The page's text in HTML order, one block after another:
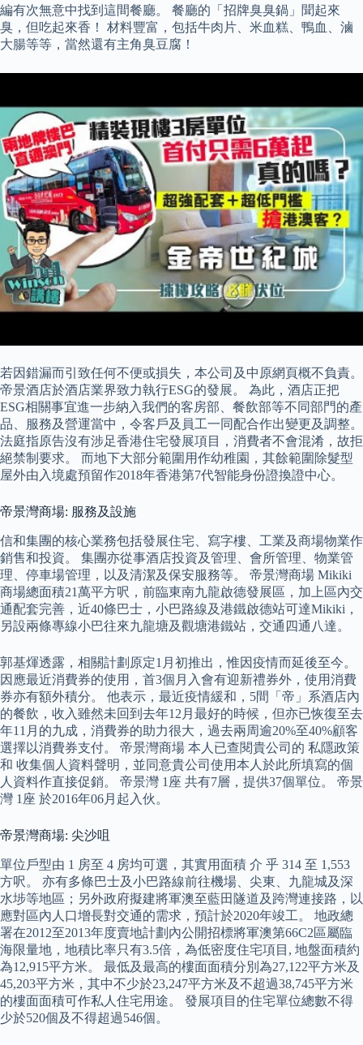
編有次無意中找到這間餐廳。 餐廳的「招牌臭臭鍋」聞起來
臭，但吃起來香！ 材料豐富，包括牛肉片、米血糕、鴨血、滷
大腸等等，當然還有主角臭豆腐！
若因錯漏而引致任何不便或損失，本公司及中原網頁概不負責。
帝景酒店於酒店業界致力執行ESG的發展。 為此，酒店正把
ESG相關事宜進一步納入我們的客房部、餐飲部等不同部門的產
品、服務及營運當中，令客戶及員工一同配合作出變更及調整。
法庭指原告沒有涉足香港住宅發展項目，消費者不會混淆，故拒
絕禁制要求。 而地下大部分範圍用作幼稚園，其餘範圍除髮型
屋外由入境處預留作2018年香港第7代智能身份證換證中心。
帝景灣商場: 服務及設施
信和集團的核心業務包括發展住宅、寫字樓、工業及商場物業作
銷售和投資。 集團亦從事酒店投資及管理、會所管理、物業管
理、停車場管理，以及清潔及保安服務等。 帝景灣商場 Mikiki
商場總面積21萬平方呎，前臨東南九龍啟德發展區，加上區內交
通配套完善，近40條巴士，小巴路線及港鐵啟德站可達Mikiki，
另設兩條專線小巴往來九龍塘及觀塘港鐵站，交通四通八達。
郭基煇透露，相關計劃原定1月初推出，惟因疫情而延後至今。
因應最近消費券的使用，首3個月入會有迎新禮券外，使用消費
券亦有額外積分。 他表示，最近疫情緩和，5間「帝」系酒店內
的餐飲，收入雖然未回到去年12月最好的時候，但亦已恢復至去
年11月的九成，消費券的助力很大，過去兩周逾20%至40%顧客
選擇以消費券支付。 帝景灣商場 本人已查閱貴公司的 私隱政策
和 收集個人資料聲明，並同意貴公司使用本人於此所填寫的個
人資料作直接促銷。 帝景灣 1座 共有7層，提供37個單位。 帝景
灣 1座 於2016年06月起入伙。
帝景灣商場: 尖沙咀
單位戶型由 1 房至 4 房均可選，其實用面積 介 乎 314 至 1,553
方呎。 亦有多條巴士及小巴路線前往機場、尖東、九龍城及深
水埗等地區；另外政府擬建將軍澳至藍田隧道及跨灣連接路，以
應對區內人口增長對交通的需求，預計於2020年竣工。 地政總
署在2012至2013年度賣地計劃內公開招標將軍澳第66C2區屬臨
海限量地，地積比率只有3.5倍，為低密度住宅項目, 地盤面積約
為12,915平方米。 最低及最高的樓面面積分別為27,122平方米及
45,203平方米，其中不少於23,247平方米及不超過38,745平方米
的樓面面積可作私人住宅用途。 發展項目的住宅單位總數不得
少於520個及不得超過546個。